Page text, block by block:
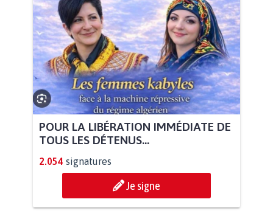
POUR LA LIBÉRATION IMMÉDIATE DE
TOUS LES DÉTENUS...
2.054 signatures
Je signe